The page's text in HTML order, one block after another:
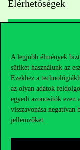
A legjobb élmények
sütiket használunk az
Ezekhez a
az olyan adatok
egyedi azonosítók ezen
visszavonása
jellemzőket.
Elérhetőségek
Kérdésed van a
Oktatói elérhetőségek
HUB jelenlegi